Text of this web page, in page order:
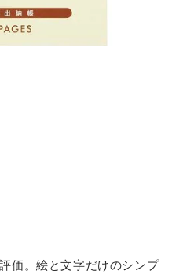
価。絵と文字だけのシンプ